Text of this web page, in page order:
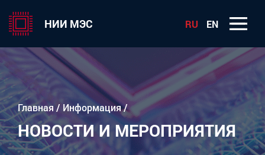
НИИ МЭС RU EN
Главная / Информация/
НОВОСТИ И МЕРОПРИЯТИЯ